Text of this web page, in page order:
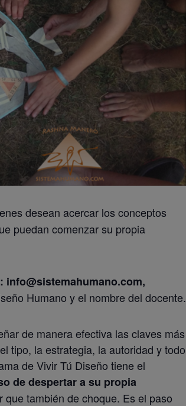
desean acercar los conceptos
puedan comenzar su propia
Humano y el nombre del docente.
de manera efectiva las claves más
tipo, la estrategia, la autoridad y todo
de Vivir Tú Diseño tiene el
de despertar a su propia
también de choque. Es el paso